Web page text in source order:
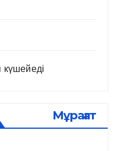
күшейеді
Мұрағат